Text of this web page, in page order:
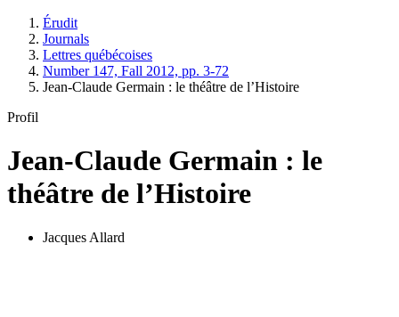
Érudit
Journals
Lettres québécoises
Number 147, Fall 2012, pp. 3-72
Jean-Claude Germain : le théâtre de l’Histoire
Profil
Jean-Claude Germain : le
théâtre de l’Histoire
Jacques Allard